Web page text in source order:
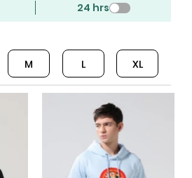
24 hrs
M L XL